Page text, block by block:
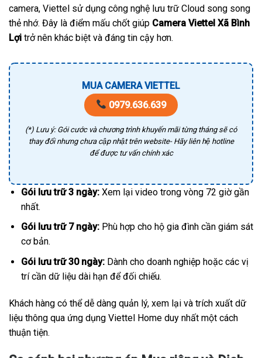
camera, Viettel sử dụng công nghệ lưu trữ Cloud song song
thẻ nhớ. Đây là điểm mấu chốt giúp Camera Viettel Xã Bình
Lợi trở nên khác biệt và đáng tin cậy hơn.
MUA CAMERA VIETTEL
0979.636.639
(*) Lưu ý: Gói cước và chương trình khuyến mãi từng tháng sẽ có
thay đổi nhưng chưa cập nhật trên website- Hãy liên hệ hotline
để được tư vấn chính xác
Gói lưu trữ 3 ngày:Xem lại video trong vòng 72 giờ gần
nhất.
Gói lưu trữ 7 ngày:Phù hợp cho hộ gia đình cần giám sát
cơ bản.
Gói lưu trữ 30 ngày:Dành cho doanh nghiệp hoặc các vị
trí cần dữ liệu dài hạn để đối chiếu.
Khách hàng có thể dễ dàng quản lý, xem lại và trích xuất dữ
liệu thông qua ứng dụng Viettel Home duy nhất một cách
thuận tiện.